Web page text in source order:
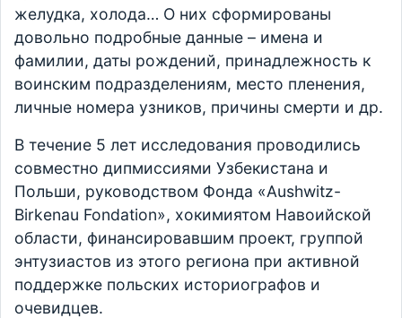
желудка, холода… О них сформированы
довольно подробные данные – имена и
фамилии, даты рождений, принадлежность к
воинским подразделениям, место пленения,
личные номера узников, причины смерти и др.
В течение 5 лет исследования проводились
совместно дипмиссиями Узбекистана и
Польши, руководством Фонда «Aushwitz-
Birkenau Fondation», хокимиятом Навоийской
области, финансировавшим проект, группой
энтузиастов из этого региона при активной
поддержке польских историографов и
очевидцев.